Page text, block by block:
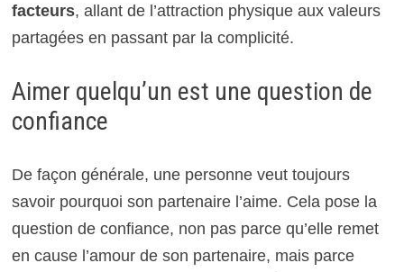
facteurs, allant de l’attraction physique aux valeurs
partagées en passant par la complicité.
Aimer quelqu’un est une question de
confiance
De façon générale, une personne veut toujours
savoir pourquoi son partenaire l’aime. Cela pose la
question de confiance, non pas parce qu’elle remet
en cause l’amour de son partenaire, mais parce